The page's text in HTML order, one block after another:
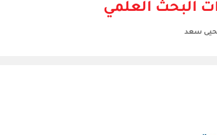
البحث العلمي
سعد